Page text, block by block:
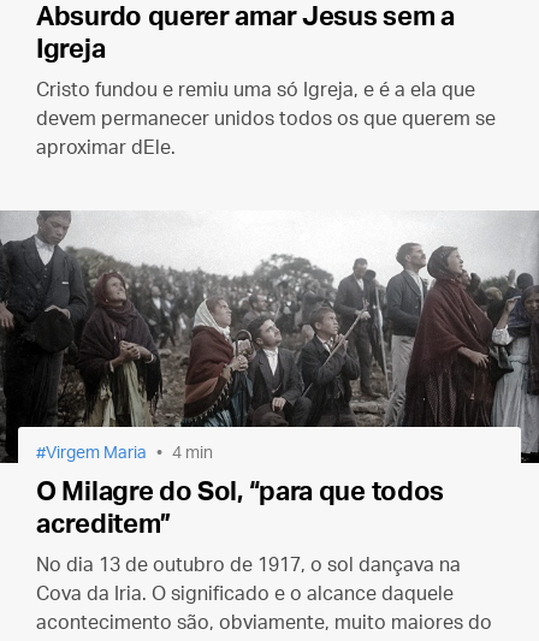
Absurdo querer amar Jesus sem a
Igreja
Cristo fundou e remiu uma só Igreja, e é a ela que
devem permanecer unidos todos os que querem se
aproximar dEle.
Virgem Maria 4 min
O Milagre do Sol, “para que todos
acreditem”
No dia 13 de outubro de 1917, o sol dançava na
Cova da Iria. O significado e o alcance daquele
acontecimento são, obviamente, muito maiores do